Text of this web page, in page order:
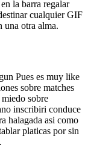
la barra regalar
cualquier GIF
una otra alma.
Pues es muy like
sobre matches
sobre
inscribiri conduce
halagada asi­ como
platicas por sin